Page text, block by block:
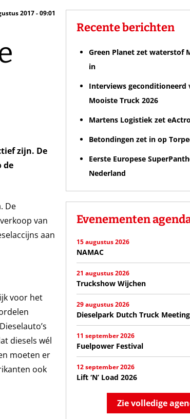
2017 - 09:01
zijn. De
de
De
van
aan
voor het
diesels wél
moeten er
ook
Recente berichten
Green Planet zet waterstof
in
Interviews geconditioneerd
Mooiste Truck 2026
Martens Logistiek zet
Betondingen zet in op
Eerste Europese
Nederland
Evenementen
15 augustus 2026
NAMAC
21 augustus 2026
Truckshow Wijchen
29 augustus 2026
Dieselpark Dutch Truck Meeting
11 september 2026
Fuelpower Festival
12 september 2026
Lift ‘N’ Load 2026
Zie volledige